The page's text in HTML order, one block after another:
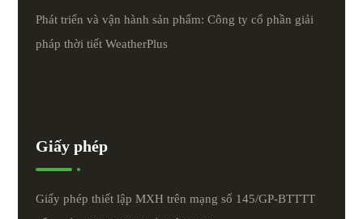
Phát triển và vận hành sản phẩm: Công ty cổ phần giải
pháp thời tiếtWeatherPlus
Giấy phép
Giấy phép thiết lập MXH trên mạng số 145/GP-BTTTT